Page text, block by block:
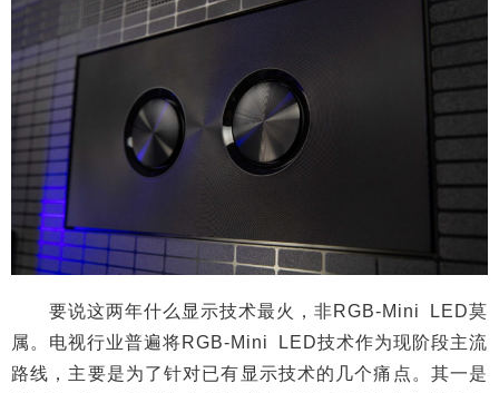
要说这两年什么显示技术最火，非RGB-Mini LED莫
属。电视行业普遍将RGB-Mini LED技术作为现阶段主流
路线，主要是为了针对已有显示技术的几个痛点。其一是